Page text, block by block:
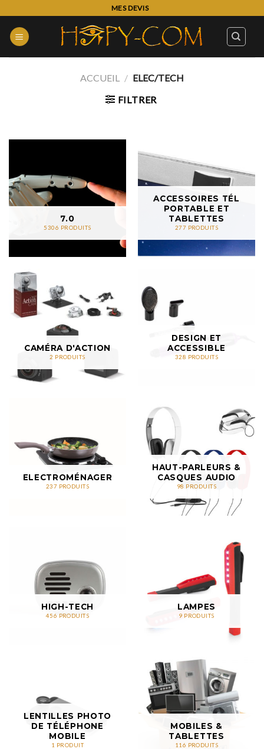
content
MES DEVIS
ACCUEIL / ELEC/TECH
FILTRER
7.0
5306 PRODUITS
ACCESSOIRES TÉL
PORTABLE ET
TABLETTES
277 PRODUITS
CAMÉRA D'ACTION
2 PRODUITS
DESIGN ET
ACCESSIBLE
328 PRODUITS
ELECTROMÉNAGER
237 PRODUITS
HAUT-PARLEURS &
CASQUES AUDIO
98 PRODUITS
HIGH-TECH
456 PRODUITS
LAMPES
9 PRODUITS
LENTILLES PHOTO
DE TÉLÉPHONE
MOBILE
1 PRODUIT
MOBILES &
TABLETTES
116 PRODUITS